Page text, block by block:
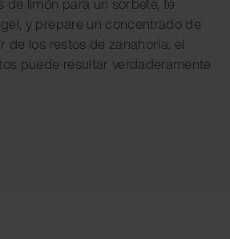
y prepare un concentrado de
de los restos de zanahoria: el
puede resultar verdaderamente